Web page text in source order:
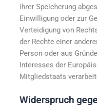
ihrer Speicherung
Einwilligung oder zur
Verteidigung von
der Rechte einer
Person oder aus
Interesses der
Mitgliedstaats
Widerspruch